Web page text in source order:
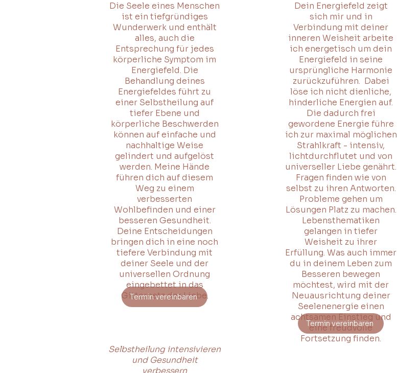
Die Seele eines Menschen
ist ein tiefgründiges
Wunderwerk und enthält
alles, auch die
Entsprechung für jedes
körperliche Symptom im
Energiefeld. Die
Behandlung deines
Energiefeldes führt zu
einer Selbstheilung auf
tiefer Ebene und
körperliche Beschwerden
können auf einfache und
nachhaltige Weise
gelindert und aufgelöst
werden. Meine Hände
führen dich auf diesem
Weg zu einem
verbesserten
Wohlbefinden und einer
besseren Gesundheit.
Deine Entscheidungen
bringen dich in eine noch
tiefere Verbindung mit
deiner Seele und der
universellen Ordnung
eingebettet in das
Gitternetz der Liebe.
Selbstheilung intensivieren
und Gesundheit
verbessern
Termin vereinbaren
Dein Energiefeld zeigt
sich mir und in
Verbindung mit deiner
inneren Weisheit arbeite
ich energetisch um dein
Energiefeld in seine
ursprüngliche Harmonie
zurückzuführen. Dabei
löse ich nicht dienliche,
hinderliche Energien auf.
Die dadurch frei
gewordene Energie führe
ich zur maximal möglichen
Strahlkraft - intensiv,
lichtdurchflutet und von
universeller Liebe genährt.
Fragen finden wie von
selbst zu ihren Antworten.
Probleme gehen um
Lösungen Platz zu machen.
Lebensthematiken
gelangen in tiefer
Weisheit zu ihrer
Erfüllung. Was auch immer
du in deinem Leben zum
Besseren bewegen
möchtest, wird mit der
Neuausrichtung deiner
Seelenenergie einen
achtsamen Einstieg und
eine freudvolle
Fortsetzung finden.
Termin vereinbaren